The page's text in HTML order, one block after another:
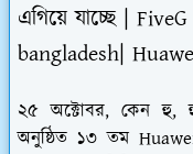
এগিয়ে যাচ্ছে |
bangladesh|
২৫ অক্টোবর, কেন হু,
অনুষ্ঠিত ১৩ তম Huawei